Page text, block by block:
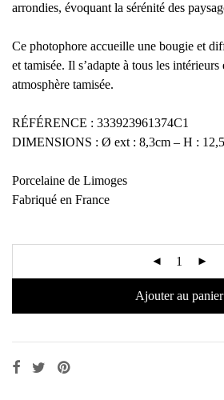
arrondies, évoquant la sérénité des
Ce photophore accueille une bougie et
et tamisée. Il s’adapte à tous les intérieurs
atmosphère tamisée.
RÉFÉRENCE : 333923961374C1
DIMENSIONS : Ø ext : 8,3cm – H :
Porcelaine de Limoges
Fabriqué en France
Ajouter au panier